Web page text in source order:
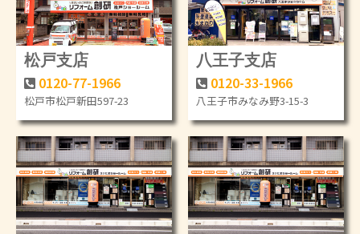
松戸支店
0120-77-1966
松戸市松戸新田597-23
八王子支店
0120-33-1966
八王子市みなみ野3-15-3